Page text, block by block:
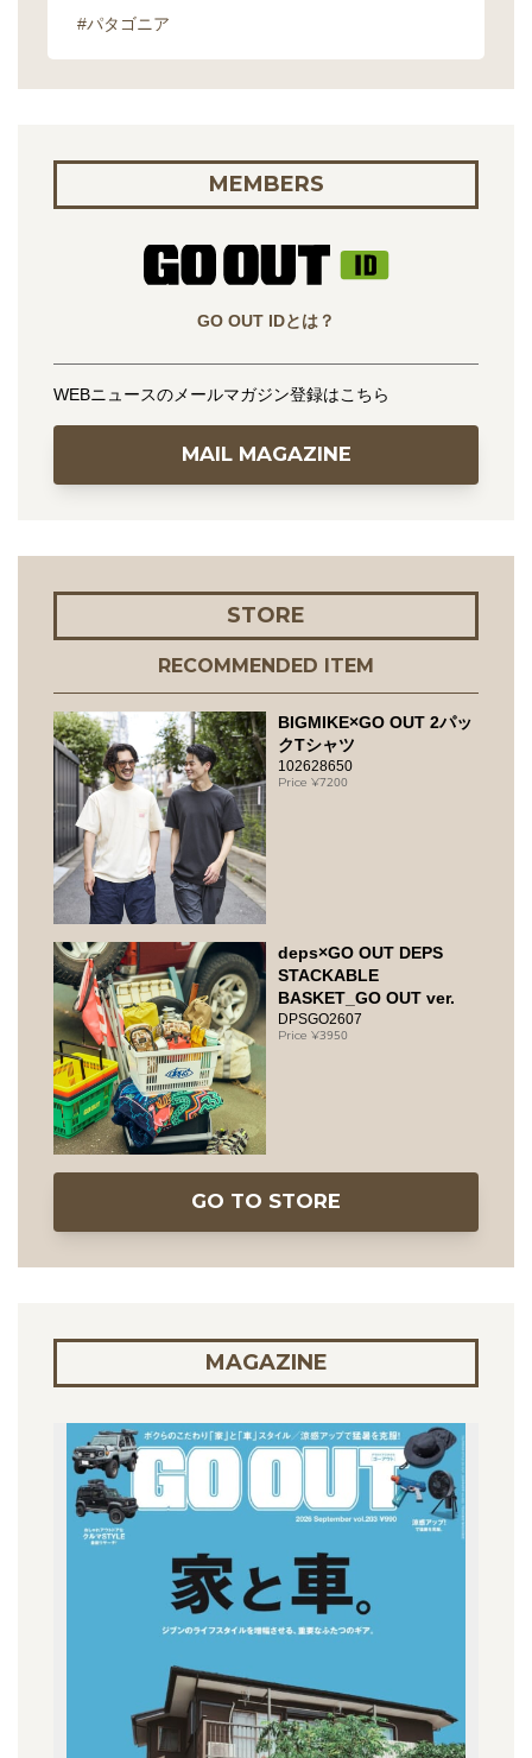
#パタゴニア
MEMBERS
GO OUT IDとは？
WEBニュースのメールマガジン登録はこちら
MAIL MAGAZINE
STORE
RECOMMENDED ITEM
BIGMIKE×GO OUT 2パッ
クTシャツ
102628650
7200
deps×GO OUT DEPS
STACKABLE
BASKET_GO OUT ver.
DPSGO2607
3950
GO TO STORE
MAGAZINE